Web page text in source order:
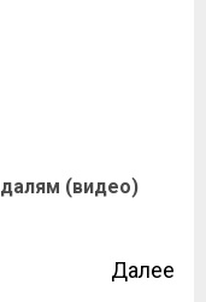
(видео)
Далее